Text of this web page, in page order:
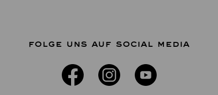
FOLGE UNS AUF SOCIAL MEDIA